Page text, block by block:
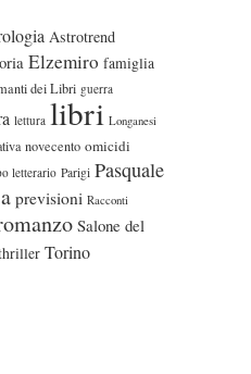
Astrotrend
Elzemiro famiglia
dei Libri guerra
lettura libri Longanesi
novecento omicidi
letterario Parigi Pasquale
previsioni Racconti
Salone del
Torino